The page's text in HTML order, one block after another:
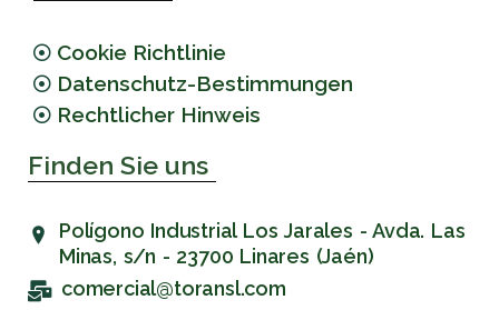
Cookie Richtlinie
Datenschutz-Bestimmungen
Rechtlicher Hinweis
Finden Sie uns
Polígono Industrial Los Jarales - Avda. Las
Minas, s/n - 23700 Linares (Jaén)
comercial@toransl.com